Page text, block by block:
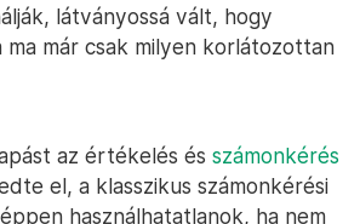
látványossá vált, hogy
már csak milyen korlátozottan
az értékelés és számonkérés
el, a klasszikus számonkérési
használhatatlanok, ha nem